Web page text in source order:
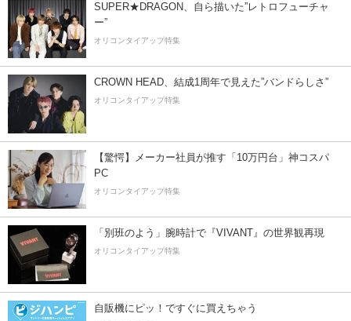
SUPER★DRAGON、自ら描いた”レトロフューチャ
ー”
オリコンタイアップ特集
CROWN HEAD、結成1周年で見えた”バンドらしさ”
オリコンタイアップ特集
【驚愕】メーカー社員が推す「10万円台」神コスパ
PC
オリコンタイアップ特集
「別班のよう」腕時計で『VIVANT』の世界観再現
オリコンタイアップ特集
自販機にピッ！ですぐに買えちゃう